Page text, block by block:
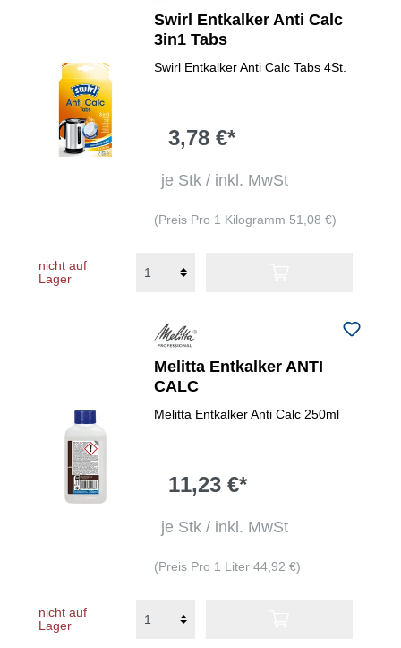
Swirl Entkalker Anti Calc
3in1 Tabs
Swirl Entkalker Anti Calc Tabs 4St.
3,78 €*
je Stk / inkl. MwSt
(Preis Pro 1 Kilogramm 51,08 €)
nicht auf
Lager
Melitta Entkalker ANTI
CALC
Melitta Entkalker Anti Calc 250ml
11,23 €*
je Stk / inkl. MwSt
(Preis Pro 1 Liter 44,92 €)
nicht auf
Lager